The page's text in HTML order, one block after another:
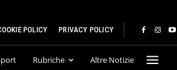
POLICY PRIVACY POLICY
Rubriche Altre Notizie